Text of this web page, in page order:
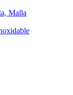
Malla